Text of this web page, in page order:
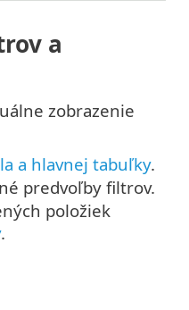
a
zobrazenie
a hlavnej tabuľky.
predvoľby filtrov.
položiek
.